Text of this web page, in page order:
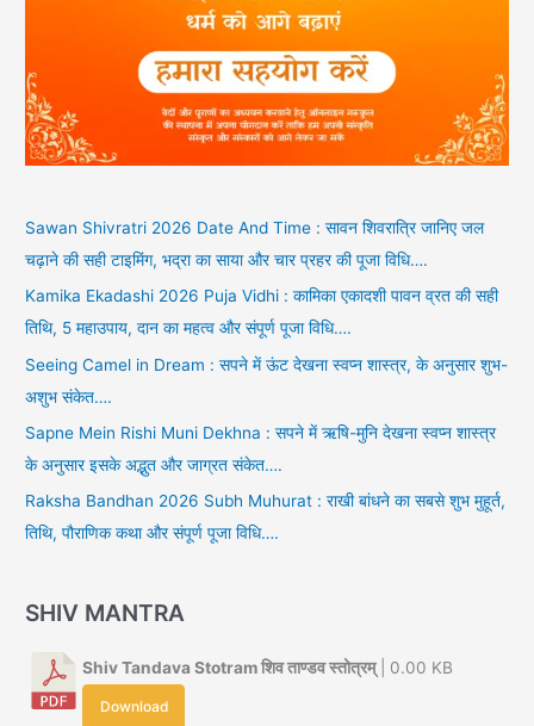
Sawan Shivratri 2026 Date And Time : सावन शिवरात्रि जानिए जल
चढ़ाने की सही टाइमिंग, भद्रा का साया और चार प्रहर की पूजा विधि….
Kamika Ekadashi 2026 Puja Vidhi : कामिका एकादशी पावन व्रत की सही
तिथि, 5 महाउपाय, दान का महत्व और संपूर्ण पूजा विधि….
Seeing Camel in Dream : सपने में ऊंट देखना स्वप्न शास्त्र, के अनुसार शुभ-
अशुभ संकेत….
Sapne Mein Rishi Muni Dekhna : सपने में ऋषि-मुनि देखना स्वप्न शास्त्र
के अनुसार इसके अद्भुत और जाग्रत संकेत….
Raksha Bandhan 2026 Subh Muhurat : राखी बांधने का सबसे शुभ मुहूर्त,
तिथि, पौराणिक कथा और संपूर्ण पूजा विधि….
SHIV MANTRA
Shiv Tandava Stotram शिव ताण्डव स्तोत्रम्| 0.00 KB
Download